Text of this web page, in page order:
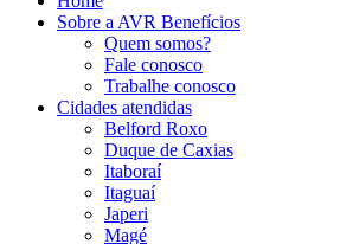
Sobre a AVR Benefícios
Quem somos?
Fale conosco
Trabalhe conosco
Cidades atendidas
Belford Roxo
Duque de Caxias
Itaboraí
Itaguaí
Japeri
Magé